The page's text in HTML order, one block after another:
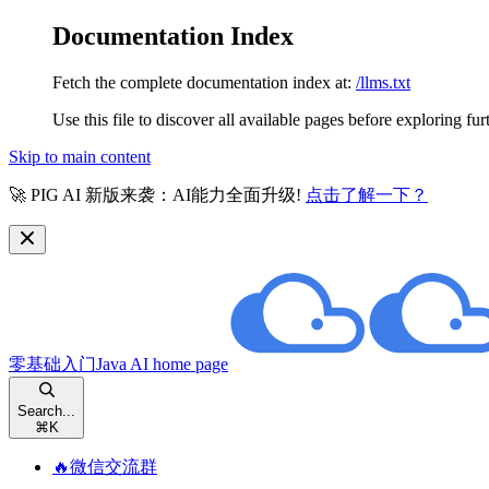
Documentation Index
Fetch the complete documentation index at: /llms.txt
Use this file to discover all available pages before exploring
Skip to main content
🚀 PIG AI 新版来袭：AI能力全面升级! 点击了解一下？
零基础入门Java AI home page
Search...
⌘ K
🔥微信交流群